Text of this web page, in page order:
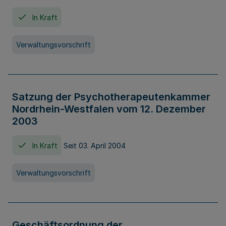
In Kraft
Verwaltungsvorschrift
Satzung der Psychotherapeutenkammer
Nordrhein-Westfalen vom 12. Dezember
2003
In Kraft Seit 03. April 2004
Verwaltungsvorschrift